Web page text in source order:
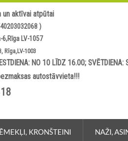
un aktīvai atpūtai
)
LV-1057
Rīga,LV-1003
NO 10 LĪDZ 16.00; SVĒTDIENA:
autostāvvieta!!!
KRONŠTEINI NAŽI,